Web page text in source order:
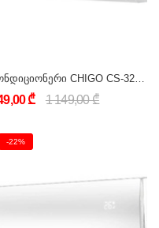
₾ 1 149,00 ₾
-22%